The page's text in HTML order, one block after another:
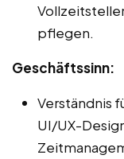
pflegen.
Geschäftssinn:
Verständnis
UI/UX-